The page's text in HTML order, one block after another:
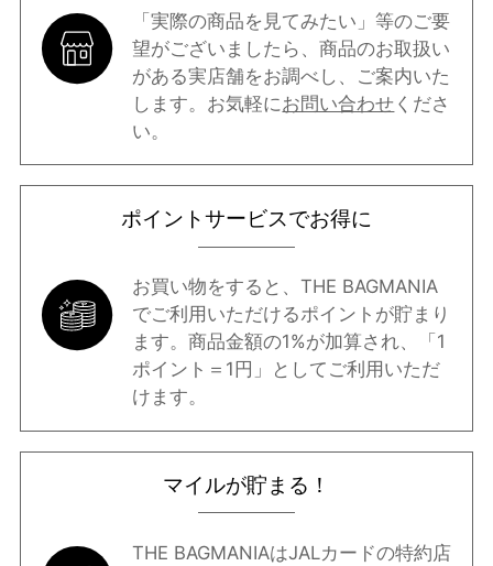
「実際の商品を見てみたい」等のご要
望がございましたら、商品のお取扱い
がある実店舗をお調べし、ご案内いた
します。お気軽にお問い合わせ くださ
い。
ポイントサービスでお得に
お買い物をすると、THE BAGMANIA
でご利用いただけるポイントが貯まり
ます。商品金額の1%が加算され、「1
ポイント＝1円」としてご利用いただ
けます。
マイルが貯まる！
THE BAGMANIAはJALカードの特約店